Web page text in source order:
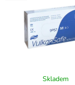
Skladem